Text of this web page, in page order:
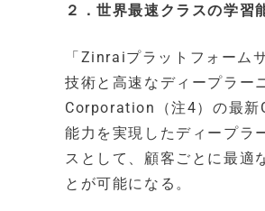
２．世界最速クラスの学習
「Zinraiプラットフォーム
技術と高速なディープラー
Corporation（注4）の最新
能力を実現したディープラ
スとして、顧客ごとに最適
とが可能になる。